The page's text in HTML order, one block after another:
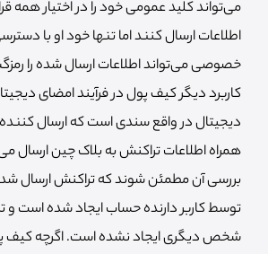
می‌تواند کلید عمومی خود را در اختیار همه
اطلاعات ارسال کنند اما تنها خود او با
خصوصی می‌تواند اطلاعات ارسال شده را
کاربرد دیگر کیف پول در فرآیند امضای
دیجیتال در واقع سندی است که ارسال
همراه اطلاعات تراکنش به بلاک چین ارسال
بررسی آن مطمئن شوند که تراکنش ارسال
توسط کاربر دارنده حساب ایجاد شده است و
شخص دیگری ایجاد نشده است. اگرچه کیف